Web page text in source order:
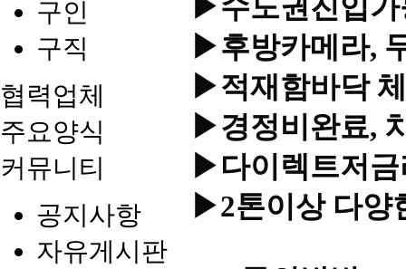
▶수도권진입
▶후방카메라,
▶적재함바닥
▶경정비완료,
▶다이렉트저금
▶2톤이상 다양
구인
구직
협력업체
주요양식
커뮤니티
공지사항
자유게시판